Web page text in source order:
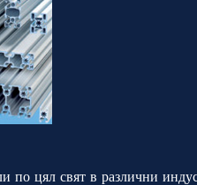
цял свят в различни